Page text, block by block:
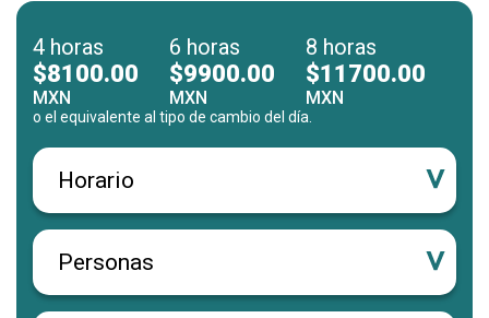
4 horas
$8100.00
MXN
6 horas
$9900.00
MXN
8 horas
$11700.00
MXN
o el equivalente al tipo de cambio del día.